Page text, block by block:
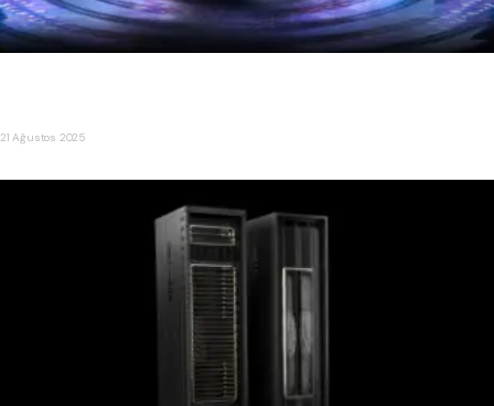
21 Ağustos 2025